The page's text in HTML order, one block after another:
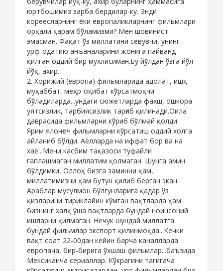
юртбошимиз зарба бердилар-ку. Энди
кореесларнинг ёки европаликларнинг фильмлари
орқали қарам бўламизми? Мен шовинист
эмасман. Фақат ўз миллатини севувчи, унинг
урф-одатию анъаналарини жонига пайванд
қилган оддий бир мухлисиман.Бу йўлдан ўзга йўл
йўқ, ахир.
2. Хорижий (европа) фильмларида адолат, ишқ-
муҳаббат, меҳр-оқибат кўрсатмоқчи
бўладиларда...ундаги сюжетларда фахш, ошкора
уятсизлик, тарбиясизлик тарғиб қилинади.Оила
даврасида фильмларни кўриб бўлмай қолди.
Ярим ялонғоч фильмларни кўрсатиш оддий холга
айланиб бўлди. Аёлларда на иффат бор ва на
хаё...Мени касбим тақазоси туфайли
гаплашмаган миллатим қолмаган. Шунга амин
бўлдимки, Оллоҳ бизга заминни ҳам,
миллатимизни ҳам бутун қилиб берган экан.
Араблар мусулмон бўлгунларига қадар ўз
қизларини тириклайин кўмган вақтларда ҳам
бизнинг халқ ўша вақтларда бундай ноинсоний
ишларни қилмаган. Нечук шундай миллатга
бундай фильмлар экспорт қилинмоқда...Кечки
вақт соат 22-00дан кейин барча каналларда
европача, бир-бирига ўхшаш фильмлар...баъзида
Мексиканча сериаллар. Кўкрагини тагигача